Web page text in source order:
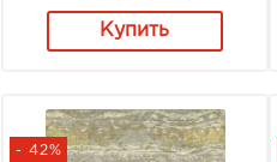
Купить
- 42%